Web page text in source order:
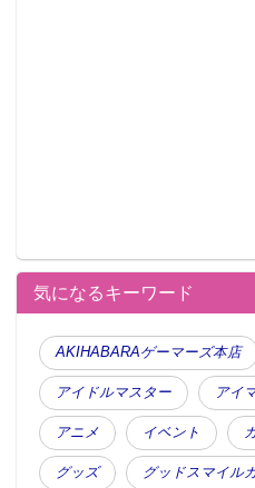
気になるキーワード
AKIHABARAゲーマーズ本店
アイドルマスター アイ
アニメ イベント
グッズ グッドスマイル